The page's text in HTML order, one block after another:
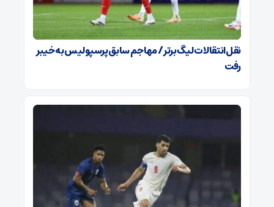
نقل‌انتقالات لیگ برتر / مهاجم سابق پرسپولیس به خیبر
رفت